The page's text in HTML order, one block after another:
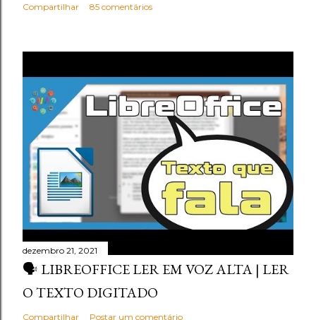
Compartilhar 85 comentários
dezembro 21, 2021
🗣️ LIBREOFFICE LER EM VOZ ALTA | LER
O TEXTO DIGITADO
Compartilhar Postar um comentário